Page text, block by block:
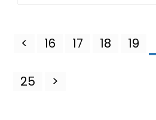
< 16 17 18 19
25
>